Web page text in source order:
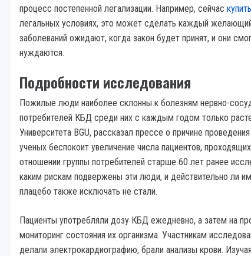
процесс постепенной легализации. Например, сейчас
легальных условиях, это может сделать каждый
заболеваний ожидают, когда закон будет принят, и они
нуждаются.
Подробности исследования
Пожилые люди наиболее склонны к болезням нервно-
потребителей КБД среди них с каждым годом только
Университета BGU, рассказал прессе о причине
ученых беспокоит увеличение числа пациентов,
отношении группы потребителей старше 60 лет ранее
каким рискам подвержены эти люди, и действительно ли
плацебо также исключать не стали.
Пациенты употребляли дозу КБД ежедневно, а затем на
мониторинг состояния их организма. Участникам
делали электрокардиографию, брали анализы крови.